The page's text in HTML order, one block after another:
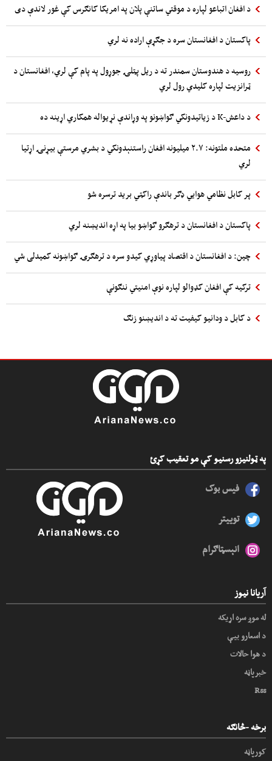
د افغان اتباعو لپاره د موقتي ساتنې پلان په امریکا کانګرس کې غور لاندې دی
پاکستان د افغانستان سره د جګړې اراده نه لري
روسیه د هندوستان سمندر ته د ریل پټلۍ جوړول په پام کې لري، افغانستان د
ټرانزیت لپاره کلیدي رول لري
د داعش-K د زیاتیدونکي ګواښونو په وړاندې نړیواله همکاري اړینه ده
متحده ملتونه: ۲.۷ میلیونه افغان راستنېدونکي د بشري مرستې بیړنۍ اړتیا
لري
پر کابل نظامي هوایي ډګر باندې راکټي برید ترسره شو
پاکستان د افغانستان د ترهګرو ګواښو بیا په اړه اندیښنه لري
چین: د افغانستان د اقتصاد پیاوړي کیدو سره د ترهګرۍ ګواښونه کمیدلی شي
ترکیه کې افغان کډوالو لپاره نوې امنیتي ننګونې
د کابل د ودانیو کیفیت ته د اندیښنو زنګ
په ټولنیزو رسنیو کې مو تعقیب کړئ
فیس بوک
توییتر
انېسټاګرام
آریانا نیوز
له موږ سره اړیکه
د اسعارو بیې
د هوا حالات
خبرپاڼه
Rss
برخه -څانګه
کورپاڼه